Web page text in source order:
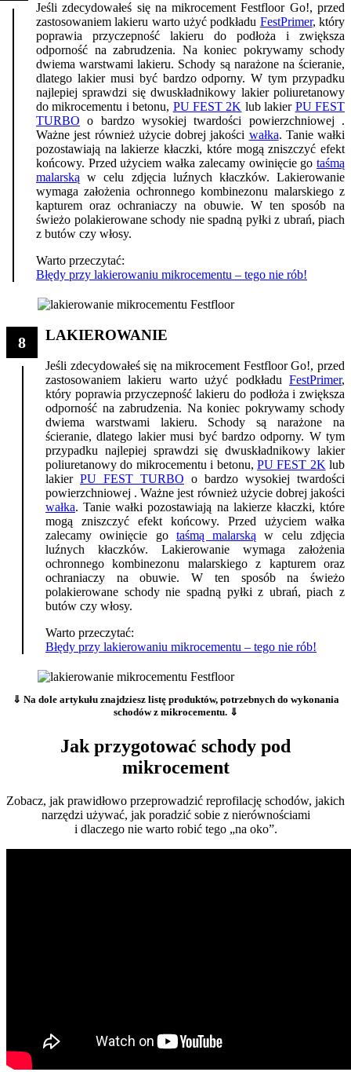
Jeśli zdecydowałeś się na mikrocement Festfloor Go!, przed
zastosowaniem lakieru warto użyć podkładu FestPrimer, który
poprawia przyczepność lakieru do podłoża i zwiększa
odporność na zabrudzenia. Na koniec pokrywamy schody
dwiema warstwami lakieru. Schody są narażone na ścieranie,
dlatego lakier musi być bardzo odporny. W tym przypadku
najlepiej sprawdzi się dwuskładnikowy lakier poliuretanowy
do mikrocementu i betonu, PU FEST 2K lub lakier PU FEST
TURBO o bardzo wysokiej twardości powierzchniowej .
Ważne jest również użycie dobrej jakości wałka. Tanie wałki
pozostawiają na lakierze kłaczki, które mogą zniszczyć efekt
końcowy. Przed użyciem wałka zalecamy owinięcie go taśmą
malarską w celu zdjęcia luźnych kłaczków. Lakierowanie
wymaga założenia ochronnego kombinezonu malarskiego z
kapturem oraz ochraniaczy na obuwie. W ten sposób na
świeżo polakierowane schody nie spadną pyłki z ubrań, piach
z butów czy włosy.
Warto przeczytać:
Błędy przy lakierowaniu mikrocementu – tego nie rób!
8 LAKIEROWANIE
Jeśli zdecydowałeś się na mikrocement Festfloor Go!, przed
zastosowaniem lakieru warto użyć podkładu FestPrimer,
który poprawia przyczepność lakieru do podłoża i zwiększa
odporność na zabrudzenia. Na koniec pokrywamy schody
dwiema warstwami lakieru. Schody są narażone na
ścieranie, dlatego lakier musi być bardzo odporny. W tym
przypadku najlepiej sprawdzi się dwuskładnikowy lakier
poliuretanowy do mikrocementu i betonu, PU FEST 2K lub
lakier PU FEST TURBO o bardzo wysokiej twardości
powierzchniowej . Ważne jest również użycie dobrej jakości
wałka. Tanie wałki pozostawiają na lakierze kłaczki, które
mogą zniszczyć efekt końcowy. Przed użyciem wałka
zalecamy owinięcie go taśmą malarską w celu zdjęcia
luźnych kłaczków. Lakierowanie wymaga założenia
ochronnego kombinezonu malarskiego z kapturem oraz
ochraniaczy na obuwie. W ten sposób na świeżo
polakierowane schody nie spadną pyłki z ubrań, piach z
butów czy włosy.
Warto przeczytać:
Błędy przy lakierowaniu mikrocementu – tego nie rób!
⇓ Na dole artykułu znajdziesz listę produktów, potrzebnych do wykonania
schodów z mikrocementu. ⇓
Jak przygotować schody pod
mikrocement
Zobacz, jak prawidłowo przeprowadzić reprofilację schodów, jakich
narzędzi używać, jak poradzić sobie z nierównościami
i dlaczego nie warto robić tego „na oko”.